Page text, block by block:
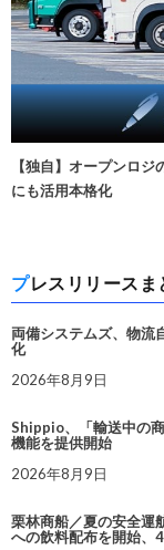
【独自】オープンロ
にも活用本格化
プレスリリース
両備システムズ、物流
化
2026年8月9日
Shippio、「輸送中の
機能を提供開始
2026年8月9日
栗林商船／夏の安全運
への飲料配布を開始、